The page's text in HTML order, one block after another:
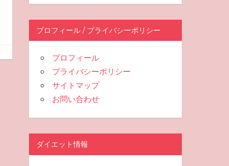
プロフィール / プライバシーポリシー
プロフィール
プライバシーポリシー
サイトマップ
お問い合わせ
ダイエット情報